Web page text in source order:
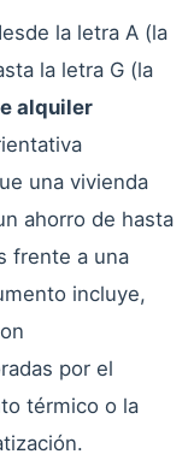
la letra A (la
la letra G (la
alquiler
una vivienda
ahorro de hasta
frente a una
incluye,
por el
térmico o la